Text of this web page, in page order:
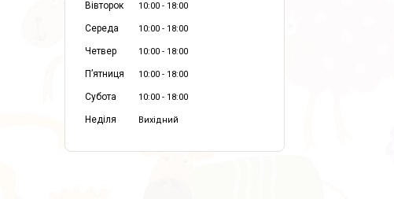
Вівторок 10:00 18:00
Середа 10:00 18:00
Четвер 10:00 18:00
Пʼятниця 10:00 18:00
Субота 10:00 18:00
Неділя Вихідний